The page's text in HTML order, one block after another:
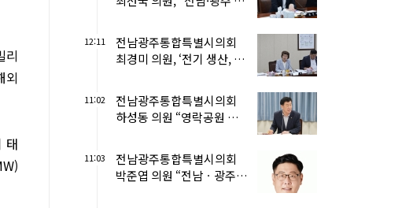
리
외
태
로 ...
12:11
전남광주통합특별시의회
최경미 의원, ‘전기 생산, 국
11:02
전남광주통합특별시의회
하성동 의원 “영락공원 화장
해...
11:03
전남광주통합특별시의회
박준엽 의원 “전남ㆍ광주 교